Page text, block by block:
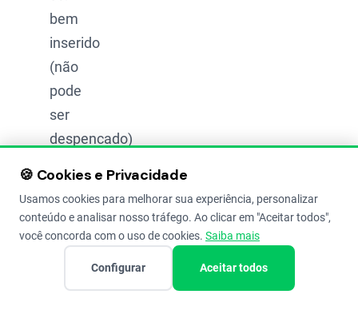
bem
inserido
(não
pode
ser
despencado)
tetas
de
🍪 Cookies e Privacidade
Usamos cookies para melhorar sua experiência, personalizar
conteúdo e analisar nosso tráfego. Ao clicar em "Aceitar todos",
você concorda com o uso de cookies. Saiba mais
Configurar Aceitar todos